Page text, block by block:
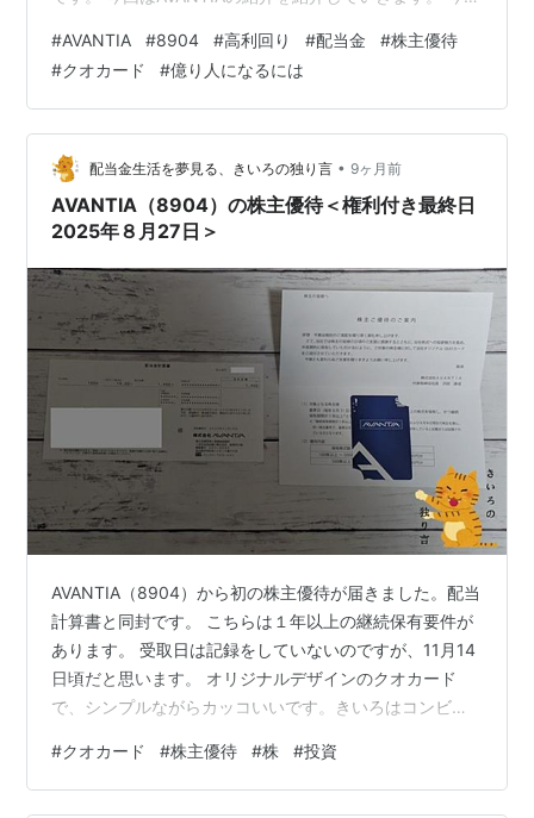
（1,000円相当）」になります。 今回の配当金 今回の配
当金は19円×100株＝1,900円。 私は現在特定口座で保有
をしております。 税引き後の入金金額は1,515円となりま
した。 AVANTIA（8904） AVANTIAの紹介していきたい
と思います…
#AVANTIA #8904 #高利回り #配当金 #株主優待
#クオカード #億り人になるには
配当金生活を夢見る、きいろの独り言 • 9ヶ月前
AVANTIA（8904）の株主優待＜権利付き最終日
2025年８月27日＞
AVANTIA（8904）から初の株主優待が届きました。配当
計算書と同封です。 こちらは１年以上の継続保有要件が
あります。 受取日は記録をしていないのですが、11月14
日頃だと思います。 オリジナルデザインのクオカード
で、シンプルながらカッコいいです。きいろはコンビニ
どカードが使えないものは現金ですが、買い物では５年
以上クオカードで事足りています。 使用後はコンビニに
#クオカード #株主優待 #株 #投資